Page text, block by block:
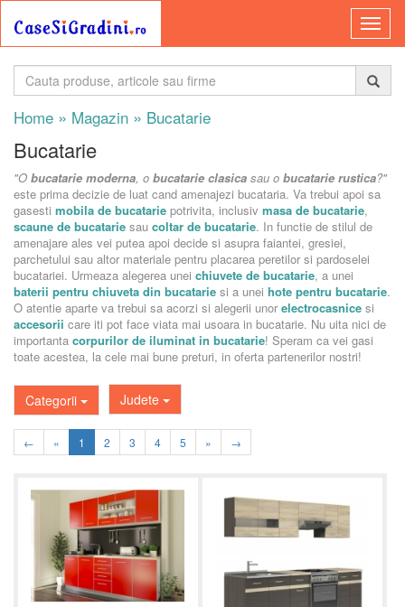
Home » Magazin » Bucatarie
Bucatarie
"O bucatarie moderna, o bucatarie clasica sau o bucatarie rustica?"
este prima decizie de luat cand amenajezi bucataria. Va trebui apoi sa
gasesti mobila de bucatarie potrivita, inclusiv masa de bucatarie,
scaune de bucatarie sau coltar de bucatarie. In functie de stilul de
amenajare ales vei putea apoi decide si asupra faiantei, gresiei,
parchetului sau altor materiale pentru placarea peretilor si pardoselei
bucatariei. Urmeaza alegerea unei chiuvete de bucatarie, a unei
baterii pentru chiuveta din bucatarie si a unei hote pentru bucatarie.
O atentie aparte va trebui sa acorzi si alegerii unor electrocasnice si
accesorii care iti pot face viata mai usoara in bucatarie. Nu uita nici de
importanta corpurilor de iluminat in bucatarie! Speram ca vei gasi
toate acestea, la cele mai bune preturi, in oferta partenerilor nostri!
Categorii Judete
← « 1 2 3 4 5 » →